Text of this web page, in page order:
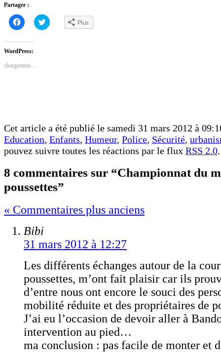
Partager :
Cliquez
pour
partager
Facebook(ouvre
dans
une
fenêtre)
Cliquez
pour Plus
WordPress:
chargement…
Cet article a été publié le samedi 31 mars 2012 à
Education, Enfants, Humeur, Police, Sécurité,
pouvez suivre toutes les réactions par le flux RSS 2.0.
8 commentaires sur “Championnat du
poussettes”
« Commentaires plus anciens
Bibi
31 mars 2012 à 12:27
Les différents échanges autour de la
poussettes, m’ont fait plaisir car ils
d’entre nous ont encore le souci des
mobilité réduite et des propriétaires de
J’ai eu l’occasion de devoir aller à
intervention au pied…
ma conclusion : pas facile de monter et